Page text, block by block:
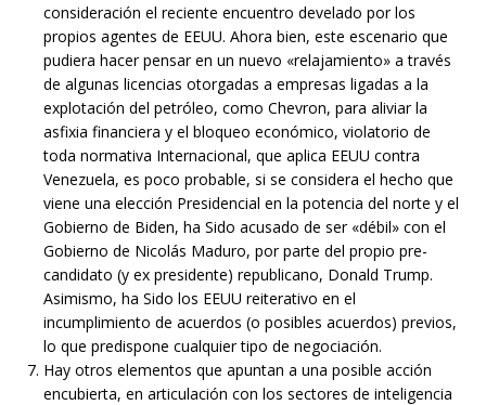
consideración el reciente encuentro develado por los
propios agentes de EEUU. Ahora bien, este escenario que
pudiera hacer pensar en un nuevo «relajamiento» a través
de algunas licencias otorgadas a empresas ligadas a la
explotación del petróleo, como Chevron, para aliviar la
asfixia financiera y el bloqueo económico, violatorio de
toda normativa Internacional, que aplica EEUU contra
Venezuela, es poco probable, si se considera el hecho que
viene una elección Presidencial en la potencia del norte y el
Gobierno de Biden, ha Sido acusado de ser «débil» con el
Gobierno de Nicolás Maduro, por parte del propio pre-
candidato (y ex presidente) republicano, Donald Trump.
Asimismo, ha Sido los EEUU reiterativo en el
incumplimiento de acuerdos (o posibles acuerdos) previos,
lo que predispone cualquier tipo de negociación.
Hay otros elementos que apuntan a una posible acción
encubierta, en articulación con los sectores de inteligencia